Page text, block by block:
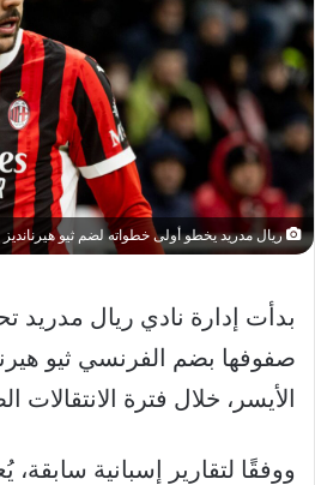
ريال مدريد يخطو أولى خطواته لضم ثيو هيرنانديز
بدأت إدارة نادي ريال مدريد
صفوفها بضم الفرنسي ثيو
الأيسر، خلال فترة الانتقالات
ووفقًا لتقارير إسبانية سابقة،